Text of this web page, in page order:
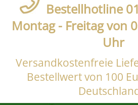
Bestellhotline
Montag - Freitag von
Uhr
Versandkostenfreie
Bestellwert von 100